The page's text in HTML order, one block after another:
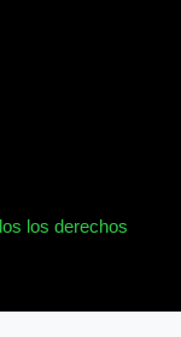
los derechos